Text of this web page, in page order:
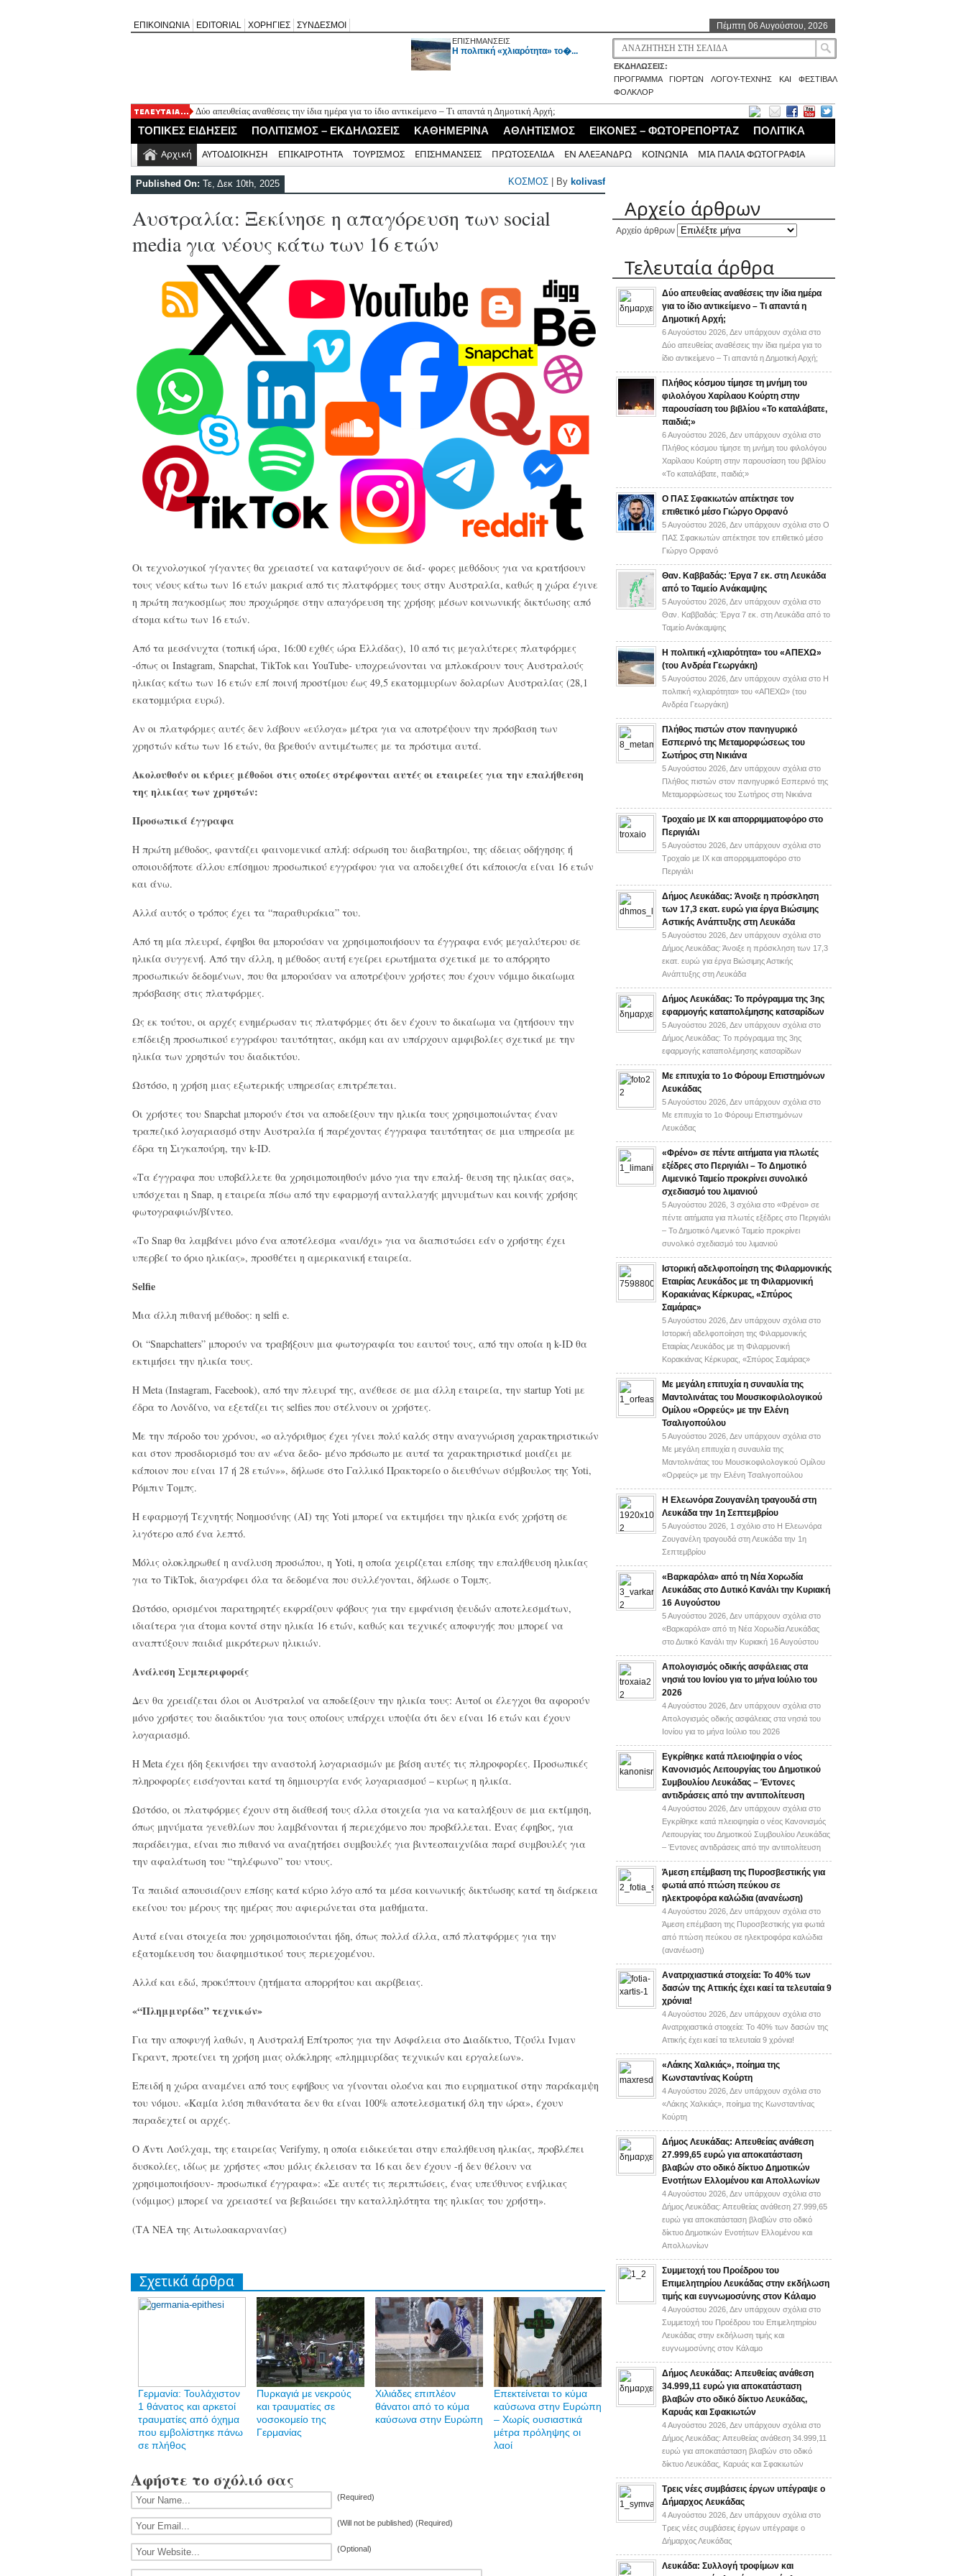
ΕΠΙΚΟΙΝΩΝΙΑ EDITORIAL ΧΟΡΗΓΙΕΣ ΣΥΝΔΕΣΜΟΙ Πέμπτη 06 Αυγούστου, 2026
ΕΠΙΣΗΜΑΝΣΕΙΣ
H πολιτική «χλιαρότητα» το�...
ΕΚΔΗΛΩΣΕΙΣ:
ΠΡΟΓΡΑΜΜΑ ΓΙΟΡΤΩΝ ΛΟΓΟΥ-ΤΕΧΝΗΣ ΚΑΙ ΦΕΣΤΙΒΑΛ
ΦΟΛΚΛΟΡ
Δύο απευθείας αναθέσεις την ίδια ημέρα για το ίδιο αντικείμενο – Τι απαντά η Δημοτική Αρχή;
Πλήθος κόσμου τίμησε τη μνήμη του φιλολόγου Χαρίλαου Κούρτη στην παρουσίαση του βιβλίου «Το
καταλάβατε, παιδιά;»
Ο ΠΑΣ Σφακιωτών απέκτησε τον επιθετικό μέσο Γιώργο Ορφανό
H πολιτική «χλιαρότητα» του «AΠΕΧΩ» (του Ανδρέα Γεωργάκη)
ΤΟΠΙΚΕΣ ΕΙΔΗΣΕΙΣ ΠΟΛΙΤΙΣΜΟΣ – ΕΚΔΗΛΩΣΕΙΣ ΚΑΘΗΜΕΡΙΝΑ ΑΘΛΗΤΙΣΜΟΣ ΕΙΚΟΝΕΣ – ΦΩΤΟΡΕΠΟΡΤΑΖ ΠΟΛΙΤΙΚΑ
Αρχική ΑΥΤΟΔΙΟΙΚΗΣΗ ΕΠΙΚΑΙΡΟΤΗΤΑ ΤΟΥΡΙΣΜΟΣ ΕΠΙΣΗΜΑΝΣΕΙΣ ΠΡΩΤΟΣΕΛΙΔΑ ΕΝ ΑΛΕΞΑΝΔΡΩ ΚΟΙΝΩΝΙΑ ΜΙΑ ΠΑΛΙΑ ΦΩΤΟΓΡΑΦΙΑ
Published On: Τε, Δεκ 10th, 2025 ΚΟΣΜΟΣ | By kolivasf
Αυστραλία: Ξεκίνησε η απαγόρευση των social
media για νέους κάτω των 16 ετών
Οι τεχνολογικοί γίγαντες θα χρειαστεί να καταφύγουν σε διά- φορες μεθόδους για να κρατήσουν
τους νέους κάτω των 16 ετών μακριά από τις πλατφόρμες τους στην Αυστραλία, καθώς η χώρα έγινε
η πρώτη παγκοσμίως που προχώρησε στην απαγόρευση της χρήσης μέσων κοινωνικής δικτύωσης από
άτομα κάτω των 16 ετών.
Από τα μεσάνυχτα (τοπική ώρα, 16:00 εχθές ώρα Ελλάδας), 10 από τις μεγαλύτερες πλατφόρμες
-όπως οι Instagram, Snapchat, TikTok και YouTube- υποχρεώνονται να μπλοκάρουν τους Αυστραλούς
ηλικίας κάτω των 16 ετών επί ποινή προστίμου έως 49,5 εκατομμυρίων δολαρίων Αυστραλίας (28,1
εκατομμύρια ευρώ).
Αν οι πλατφόρμες αυτές δεν λάβουν «εύλογα» μέτρα για να αποτρέψουν την πρόσβαση των
χρηστών κάτω των 16 ετών, θα βρεθούν αντιμέτωπες με τα πρόστιμα αυτά.
Ακολουθούν οι κύριες μέθοδοι στις οποίες στρέφονται αυτές οι εταιρείες για την επαλήθευση
της ηλικίας των χρηστών:
Προσωπικά έγγραφα
Η πρώτη μέθοδος, φαντάζει φαινομενικά απλή: σάρωση του διαβατηρίου, της άδειας οδήγησης ή
οποιουδήποτε άλλου επίσημου προσωπικού εγγράφου για να αποδειχθεί ότι κάποιος/α είναι 16 ετών
και άνω.
Αλλά αυτός ο τρόπος έχει τα “παραθυράκια” του.
Από τη μία πλευρά, έφηβοι θα μπορούσαν να χρησιμοποιήσουν τα έγγραφα ενός μεγαλύτερου σε
ηλικία συγγενή. Από την άλλη, η μέθοδος αυτή εγείρει ερωτήματα σχετικά με το απόρρητο
προσωπικών δεδομένων, που θα μπορούσαν να αποτρέψουν χρήστες που έχουν νόμιμο δικαίωμα
πρόσβασης στις πλατφόρμες.
Ως εκ τούτου, οι αρχές ενημέρωσαν τις πλατφόρμες ότι δεν έχουν το δικαίωμα να ζητήσουν την
επίδειξη προσωπικού εγγράφου ταυτότητας, ακόμη και αν υπάρχουν αμφιβολίες σχετικά με την
ηλικία των χρηστών του διαδικτύου.
Ωστόσο, η χρήση μιας εξωτερικής υπηρεσίας επιτρέπεται.
Οι χρήστες του Snapchat μπορούν έτσι να αποδείξουν την ηλικία τους χρησιμοποιώντας έναν
τραπεζικό λογαριασμό στην Αυστραλία ή παρέχοντας έγγραφα ταυτότητας σε μια υπηρεσία με
έδρα τη Σιγκαπούρη, την k-ID.
«Τα έγγραφα που υποβάλλετε θα χρησιμοποιηθούν μόνο για την επαλή- θευση της ηλικίας σας»,
υπόσχεται η Snap, η εταιρεία πίσω από την εφαρμογή ανταλλαγής μηνυμάτων και κοινής χρήσης
φωτογραφιών/βίντεο.
«Το Snap θα λαμβάνει μόνο ένα αποτέλεσμα «ναι/όχι» για να διαπιστώσει εάν ο χρήστης έχει
υπερβεί το όριο ηλικίας», προσθέτει η αμερικανική εταιρεία.
Selfie
Μια άλλη πιθανή μέθοδος: η selfi e.
Οι “Snapchatters” μπορούν να τραβήξουν μια φωτογραφία του εαυτού τους, από την οποία η k-ID θα
εκτιμήσει την ηλικία τους.
Η Meta (Instagram, Facebook), από την πλευρά της, ανέθεσε σε μια άλλη εταιρεία, την startup Yoti με
έδρα το Λονδίνο, να εξετάζει τις selfies που στέλνουν οι χρήστες.
Με την πάροδο του χρόνου, «ο αλγόριθμος έχει γίνει πολύ καλός στην αναγνώριση χαρακτηριστικών
και στον προσδιορισμό του αν «ένα δεδο- μένο πρόσωπο με αυτά τα χαρακτηριστικά μοιάζει με
κάποιον που είναι 17 ή 28 ετών»», δήλωσε στο Γαλλικό Πρακτορείο ο διευθύνων σύμβουλος της Yoti,
Ρόμπιν Τομπς.
Η εφαρμογή Τεχνητής Νοημοσύνης (AI) της Yoti μπορεί να εκτιμήσει την ηλικία ενός χρήστη σε
λιγότερο από ένα λεπτό.
Μόλις ολοκληρωθεί η ανάλυση προσώπου, η Yoti, η οποία χειρίζεται επίσης την επαλήθευση ηλικίας
για το TikTok, διαγράφει όλα τα δεδομένα που συλλέγονται, δήλωσε ο Τομπς.
Ωστόσο, ορισμένοι παρατηρητές εκφράζουν φόβους για την εμφάνιση ψευδών αποτελεσμάτων,
ιδιαίτερα για άτομα κοντά στην ηλικία 16 ετών, καθώς και τεχνικές αποφυγής που μπορεί να
αναπτύξουν παιδιά μικρότερων ηλικιών.
Ανάλυση Συμπεριφοράς
Δεν θα χρειάζεται όλοι οι Αυστραλοί να αποδείξουν την ηλικία τους: Αυτοί οι έλεγχοι θα αφορούν
μόνο χρήστες του διαδικτύου για τους οποίους υπάρχει υποψία ότι δεν είναι 16 ετών και έχουν
λογαριασμό.
Η Meta έχει ήδη ξεκινήσει την αναστολή λογαριασμών με βάση αυτές τις πληροφορίες. Προσωπικές
πληροφορίες εισάγονται κατά τη δημιουργία ενός λογαριασμού – κυρίως η ηλικία.
Ωστόσο, οι πλατφόρμες έχουν στη διάθεσή τους άλλα στοιχεία για να καταλήξουν σε μια εκτίμηση,
όπως μηνύματα γενεθλίων που λαμβάνονται ή περιεχόμενο που προβάλλεται. Ένας έφηβος, για
παράδειγμα, είναι πιο πιθανό να αναζητήσει συμβουλές για βιντεοπαιχνίδια παρά συμβουλές για
την αφαλάτωση του “τηλέφωνο” του ντους.
Τα παιδιά απουσιάζουν επίσης κατά κύριο λόγο από τα μέσα κοινωνικής δικτύωσης κατά τη διάρκεια
εκείνου του μέρους της ημέρας που αφιερώνεται στα μαθήματα.
Αυτά είναι στοιχεία που χρησιμοποιούνται ήδη, όπως πολλά άλλα, από πλατφόρμες για την
εξατομίκευση του διαφημιστικού τους περιεχομένου.
Αλλά και εδώ, προκύπτουν ζητήματα απορρήτου και ακρίβειας.
«“Πλημμυρίδα” τεχνικών»
Για την αποφυγή λαθών, η Αυστραλή Επίτροπος για την Ασφάλεια στο Διαδίκτυο, Τζούλι Ίνμαν
Γκραντ, προτείνει τη χρήση μιας ολόκληρης «πλημμυρίδας τεχνικών και εργαλείων».
Επειδή η χώρα αναμένει από τους εφήβους να γίνονται ολοένα και πιο ευρηματικοί στην παράκαμψη
του νόμου. «Καμία λύση πιθανότατα δεν θα είναι 100% αποτελεσματική όλη την ώρα», έχουν
παραδεχτεί οι αρχές.
Ο Άντι Λούλχαμ, της εταιρείας Verifymy, η οποία ειδικεύεται στην επαλήθευση ηλικίας, προβλέπει
δυσκολίες, ιδίως με χρήστες «που μόλις έκλεισαν τα 16 και δεν έχουν -ή δεν θέλουν να
χρησιμοποιήσουν- προσωπικά έγγραφα»: «Σε αυτές τις περιπτώσεις, ένας υπεύθυνος ενήλικας
(νόμιμος) μπορεί να χρειαστεί να βεβαιώσει την καταλληλότητα της ηλικίας του χρήστη».
(ΤΑ ΝΕΑ της Αιτωλοακαρνανίας)
Σχετικά άρθρα
Γερμανία: Τουλάχιστον
1 θάνατος και αρκετοί
τραυματίες από όχημα
που εμβολίστηκε πάνω
σε πλήθος
Πυρκαγιά με νεκρούς
και τραυματίες σε
νοσοκομείο της
Γερμανίας
Χιλιάδες επιπλέον
θάνατοι από το κύμα
καύσωνα στην Ευρώπη
Επεκτείνεται το κύμα
καύσωνα στην Ευρώπη
– Χωρίς ουσιαστικά
μέτρα πρόληψης οι
λαοί
Αφήστε το σχόλιό σας
(Required)
(Will not be published) (Required)
(Optional)
Αρχείο άρθρων
Αρχείο άρθρων
Τελευταία άρθρα
Δύο απευθείας αναθέσεις την ίδια ημέρα
για το ίδιο αντικείμενο – Τι απαντά η
Δημοτική Αρχή;
6 Αυγούστου 2026, Δεν υπάρχουν σχόλια στο
Δύο απευθείας αναθέσεις την ίδια ημέρα για το
ίδιο αντικείμενο – Τι απαντά η Δημοτική Αρχή;
Πλήθος κόσμου τίμησε τη μνήμη του
φιλολόγου Χαρίλαου Κούρτη στην
παρουσίαση του βιβλίου «Το καταλάβατε,
παιδιά;»
6 Αυγούστου 2026, Δεν υπάρχουν σχόλια στο
Πλήθος κόσμου τίμησε τη μνήμη του φιλολόγου
Χαρίλαου Κούρτη στην παρουσίαση του βιβλίου
«Το καταλάβατε, παιδιά;»
Ο ΠΑΣ Σφακιωτών απέκτησε τον
επιθετικό μέσο Γιώργο Ορφανό
5 Αυγούστου 2026, Δεν υπάρχουν σχόλια στο Ο
ΠΑΣ Σφακιωτών απέκτησε τον επιθετικό μέσο
Γιώργο Ορφανό
Θαν. Καββαδάς: Έργα 7 εκ. στη Λευκάδα
από το Ταμείο Ανάκαμψης
5 Αυγούστου 2026, Δεν υπάρχουν σχόλια στο
Θαν. Καββαδάς: Έργα 7 εκ. στη Λευκάδα από το
Ταμείο Ανάκαμψης
H πολιτική «χλιαρότητα» του «AΠΕΧΩ»
(του Ανδρέα Γεωργάκη)
5 Αυγούστου 2026, Δεν υπάρχουν σχόλια στο H
πολιτική «χλιαρότητα» του «AΠΕΧΩ» (του
Ανδρέα Γεωργάκη)
Πλήθος πιστών στον πανηγυρικό
Εσπερινό της Μεταμορφώσεως του
Σωτήρος στη Νικιάνα
5 Αυγούστου 2026, Δεν υπάρχουν σχόλια στο
Πλήθος πιστών στον πανηγυρικό Εσπερινό της
Μεταμορφώσεως του Σωτήρος στη Νικιάνα
Τροχαίο με ΙΧ και απορριμματοφόρο στο
Περιγιάλι
5 Αυγούστου 2026, Δεν υπάρχουν σχόλια στο
Τροχαίο με ΙΧ και απορριμματοφόρο στο
Περιγιάλι
Δήμος Λευκάδας: Άνοιξε η πρόσκληση
των 17,3 εκατ. ευρώ για έργα Βιώσιμης
Αστικής Ανάπτυξης στη Λευκάδα
5 Αυγούστου 2026, Δεν υπάρχουν σχόλια στο
Δήμος Λευκάδας: Άνοιξε η πρόσκληση των 17,3
εκατ. ευρώ για έργα Βιώσιμης Αστικής
Ανάπτυξης στη Λευκάδα
Δήμος Λευκάδας: Το πρόγραμμα της 3ης
εφαρμογής καταπολέμησης κατσαρίδων
5 Αυγούστου 2026, Δεν υπάρχουν σχόλια στο
Δήμος Λευκάδας: Το πρόγραμμα της 3ης
εφαρμογής καταπολέμησης κατσαρίδων
Με επιτυχία το 1ο Φόρουμ Επιστημόνων
Λευκάδας
5 Αυγούστου 2026, Δεν υπάρχουν σχόλια στο
Με επιτυχία το 1ο Φόρουμ Επιστημόνων
Λευκάδας
«Φρένο» σε πέντε αιτήματα για πλωτές
εξέδρες στο Περιγιάλι – Το Δημοτικό
Λιμενικό Ταμείο προκρίνει συνολικό
σχεδιασμό του λιμανιού
5 Αυγούστου 2026, 3 σχόλια στο «Φρένο» σε
πέντε αιτήματα για πλωτές εξέδρες στο Περιγιάλι
– Το Δημοτικό Λιμενικό Ταμείο προκρίνει
συνολικό σχεδιασμό του λιμανιού
Ιστορική αδελφοποίηση της Φιλαρμονικής
Εταιρίας Λευκάδος με τη Φιλαρμονική
Κορακιάνας Κέρκυρας, «Σπύρος
Σαμάρας»
5 Αυγούστου 2026, Δεν υπάρχουν σχόλια στο
Ιστορική αδελφοποίηση της Φιλαρμονικής
Εταιρίας Λευκάδος με τη Φιλαρμονική
Κορακιάνας Κέρκυρας, «Σπύρος Σαμάρας»
Με μεγάλη επιτυχία η συναυλία της
Μαντολινάτας του Μουσικοφιλολογικού
Ομίλου «Ορφεύς» με την Ελένη
Τσαλιγοπούλου
5 Αυγούστου 2026, Δεν υπάρχουν σχόλια στο
Με μεγάλη επιτυχία η συναυλία της
Μαντολινάτας του Μουσικοφιλολογικού Ομίλου
«Ορφεύς» με την Ελένη Τσαλιγοπούλου
Η Ελεωνόρα Ζουγανέλη τραγουδά στη
Λευκάδα την 1η Σεπτεμβρίου
5 Αυγούστου 2026, 1 σχόλιο στο Η Ελεωνόρα
Ζουγανέλη τραγουδά στη Λευκάδα την 1η
Σεπτεμβρίου
«Βαρκαρόλα» από τη Νέα Χορωδία
Λευκάδας στο Δυτικό Κανάλι την Κυριακή
16 Αυγούστου
5 Αυγούστου 2026, Δεν υπάρχουν σχόλια στο
«Βαρκαρόλα» από τη Νέα Χορωδία Λευκάδας
στο Δυτικό Κανάλι την Κυριακή 16 Αυγούστου
Απολογισμός οδικής ασφάλειας στα
νησιά του Ιονίου για το μήνα Ιούλιο του
2026
4 Αυγούστου 2026, Δεν υπάρχουν σχόλια στο
Απολογισμός οδικής ασφάλειας στα νησιά του
Ιονίου για το μήνα Ιούλιο του 2026
Εγκρίθηκε κατά πλειοψηφία ο νέος
Κανονισμός Λειτουργίας του Δημοτικού
Συμβουλίου Λευκάδας – Έντονες
αντιδράσεις από την αντιπολίτευση
4 Αυγούστου 2026, Δεν υπάρχουν σχόλια στο
Εγκρίθηκε κατά πλειοψηφία ο νέος Κανονισμός
Λειτουργίας του Δημοτικού Συμβουλίου Λευκάδας
– Έντονες αντιδράσεις από την αντιπολίτευση
Άμεση επέμβαση της Πυροσβεστικής για
φωτιά από πτώση πεύκου σε
ηλεκτροφόρα καλώδια (ανανέωση)
4 Αυγούστου 2026, Δεν υπάρχουν σχόλια στο
Άμεση επέμβαση της Πυροσβεστικής για φωτιά
από πτώση πεύκου σε ηλεκτροφόρα καλώδια
(ανανέωση)
Ανατριχιαστικά στοιχεία: Το 40% των
δασών της Αττικής έχει καεί τα τελευταία 9
χρόνια!
4 Αυγούστου 2026, Δεν υπάρχουν σχόλια στο
Ανατριχιαστικά στοιχεία: Το 40% των δασών της
Αττικής έχει καεί τα τελευταία 9 χρόνια!
«Λάκης Χαλκιάς», ποίημα της
Κωνσταντίνας Κούρτη
4 Αυγούστου 2026, Δεν υπάρχουν σχόλια στο
«Λάκης Χαλκιάς», ποίημα της Κωνσταντίνας
Κούρτη
Δήμος Λευκάδας: Απευθείας ανάθεση
27.999,65 ευρώ για αποκατάσταση
βλαβών στο οδικό δίκτυο Δημοτικών
Ενοτήτων Ελλομένου και Απολλωνίων
4 Αυγούστου 2026, Δεν υπάρχουν σχόλια στο
Δήμος Λευκάδας: Απευθείας ανάθεση 27.999,65
ευρώ για αποκατάσταση βλαβών στο οδικό
δίκτυο Δημοτικών Ενοτήτων Ελλομένου και
Απολλωνίων
Συμμετοχή του Προέδρου του
Επιμελητηρίου Λευκάδας στην εκδήλωση
τιμής και ευγνωμοσύνης στον Κάλαμο
4 Αυγούστου 2026, Δεν υπάρχουν σχόλια στο
Συμμετοχή του Προέδρου του Επιμελητηρίου
Λευκάδας στην εκδήλωση τιμής και
ευγνωμοσύνης στον Κάλαμο
Δήμος Λευκάδας: Απευθείας ανάθεση
34.999,11 ευρώ για αποκατάσταση
βλαβών στο οδικό δίκτυο Λευκάδας,
Καρυάς και Σφακιωτών
4 Αυγούστου 2026, Δεν υπάρχουν σχόλια στο
Δήμος Λευκάδας: Απευθείας ανάθεση 34.999,11
ευρώ για αποκατάσταση βλαβών στο οδικό
δίκτυο Λευκάδας, Καρυάς και Σφακιωτών
Τρεις νέες συμβάσεις έργων υπέγραψε ο
Δήμαρχος Λευκάδας
4 Αυγούστου 2026, Δεν υπάρχουν σχόλια στο
Τρεις νέες συμβάσεις έργων υπέγραψε ο
Δήμαρχος Λευκάδας
Λευκάδα: Συλλογή τροφίμων και